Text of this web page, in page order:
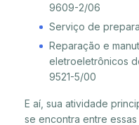
9609-2/06
Serviço de
Reparação e
eletroeletrônicos
9521-5/00
E aí, sua atividade
se encontra entre essas